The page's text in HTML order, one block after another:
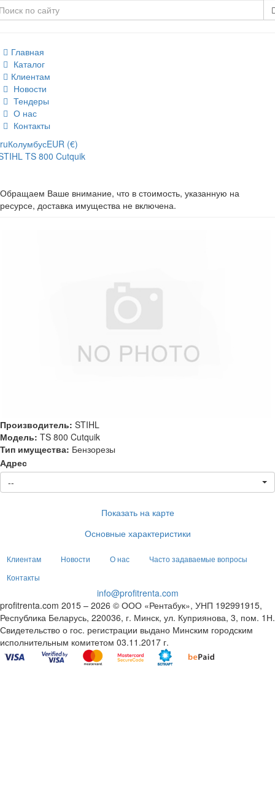
Главная
Каталог
Клиентам
Новости
Тендеры
О нас
Контакты
ruКолумбусEUR (€)
TS 800 Cutquik
Обращаем Ваше внимание, что в стоимость, указанную на
ресурсе, доставка имущества не включена.
Производитель: STIHL
Модель: TS 800 Cutquik
Тип имущества: Бензорезы
Адрес
--
Показать на карте
Основные характеристики
Клиентам Новости О нас
Часто задаваемые вопросы
Контакты
info@profitrenta.com
profitrenta.com 2015 – 2026 © ООО «Рентабук», УНП 192991915,
Республика Беларусь, 220036, г. Минск, ул. Куприянова, 3, пом. 1Н.
Свидетельство о гос. регистрации выдано Минским городским
исполнительным комитетом 03.11.2017 г.